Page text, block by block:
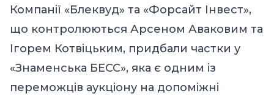
Компанії «Блеквуд» та «Форсайт Інвест»,
що контролюються Арсеном Аваковим та
Ігорем Котвіцьким, придбали частки у
«Знаменська БЕСС», яка є одним із
переможців аукціону на допоміжні